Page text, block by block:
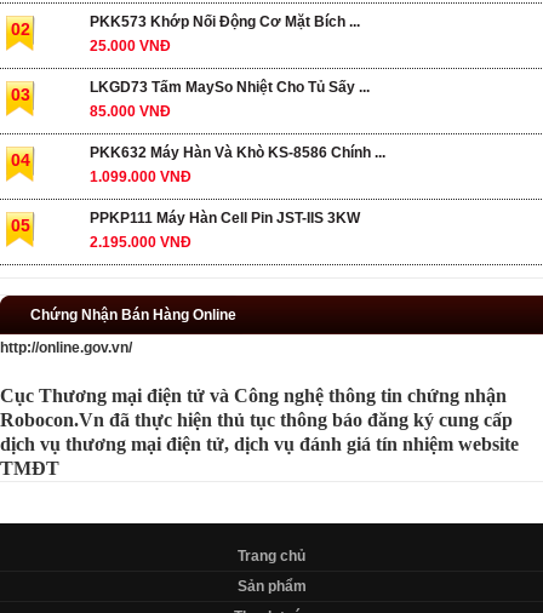
02
PKK573 Khớp Nối Động Cơ Mặt Bích ...
25.000 VNĐ
03
LKGD73 Tấm MaySo Nhiệt Cho Tủ Sấy ...
85.000 VNĐ
04
PKK632 Máy Hàn Và Khò KS-8586 Chính ...
1.099.000 VNĐ
05
PPKP111 Máy Hàn Cell Pin JST-IIS 3KW
2.195.000 VNĐ
Chứng Nhận Bán Hàng Online
http://online.gov.vn/
Cục Thương mại điện tử và Công nghệ thông tin chứng nhận
Robocon.Vn đã thực hiện thủ tục thông báo đăng ký cung cấp
dịch vụ thương mại điện tử, dịch vụ đánh giá tín nhiệm website
TMĐT
Trang chủ
Sản phẩm